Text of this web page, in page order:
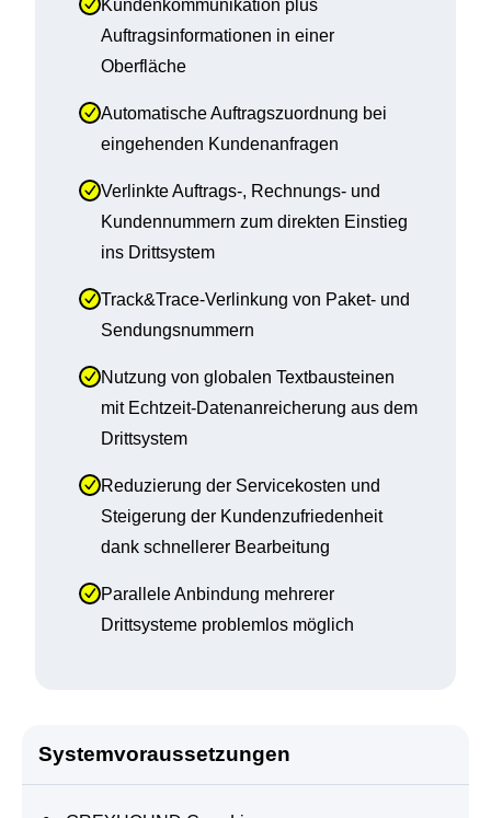
Kundenkommunikation plus
Auftragsinformationen in einer
Oberfläche
Automatische Auftragszuordnung bei
eingehenden Kundenanfragen
Verlinkte Auftrags-, Rechnungs- und
Kundennummern zum direkten Einstieg
ins Drittsystem
Track&Trace-Verlinkung von Paket- und
Sendungsnummern
Nutzung von globalen Textbausteinen
mit Echtzeit-Datenanreicherung aus dem
Drittsystem
Reduzierung der Servicekosten und
Steigerung der Kundenzufriedenheit
dank schnellerer Bearbeitung
Parallele Anbindung mehrerer
Drittsysteme problemlos möglich
Systemvoraussetzungen